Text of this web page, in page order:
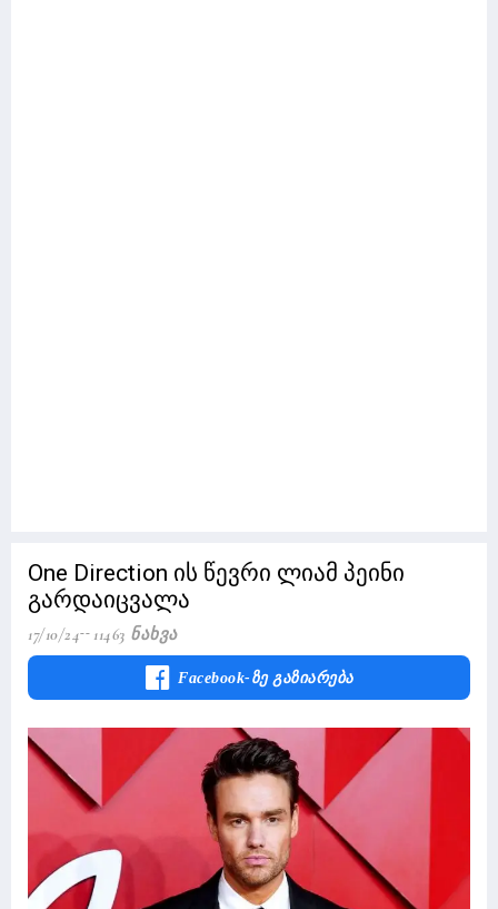
One Direction ის წევრი ლიამ პეინი
გარდაიცვალა
17/10/24 11463 Ნახვა
Facebook-Ზე Გაზიარება